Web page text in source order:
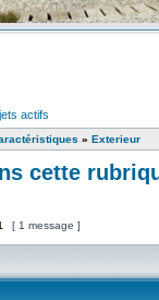
actifs
» Exterieur
cette
[ 1 message ]